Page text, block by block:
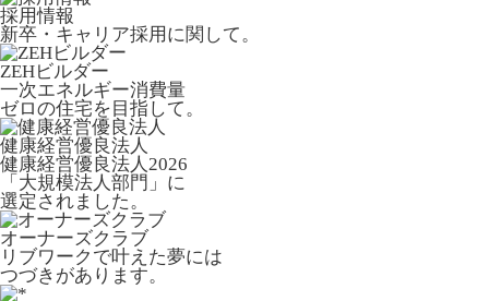
採用情報
新卒・キャリア採用に関して。
ZEHビルダー
一次エネルギー消費量
ゼロの住宅を目指して。
健康経営優良法人
健康経営優良法人2026
「大規模法人部門」に
選定されました。
オーナーズクラブ
リブワークで叶えた夢には
つづきがあります。